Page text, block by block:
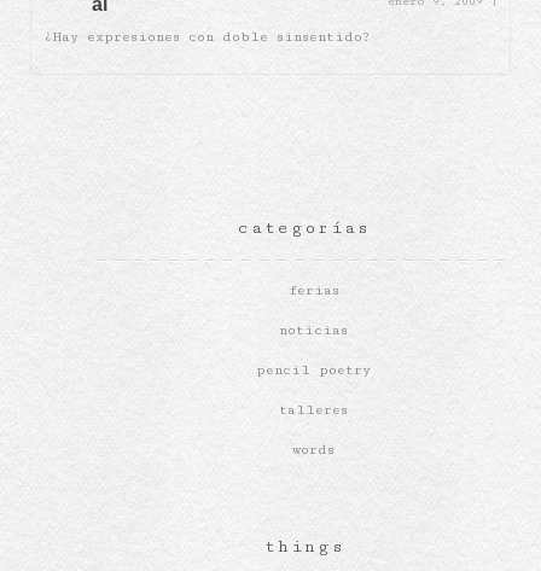
al
¿Hay expresiones con doble sinsentido?
categorías
ferias
noticias
pencil poetry
talleres
words
things